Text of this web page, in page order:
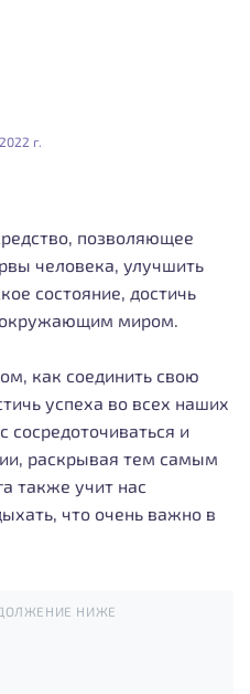
г.
позволяющее
человека, улучшить
состояние, достичь
окружающим миром.
как соединить свою
успеха во всех наших
сосредоточиваться и
раскрывая тем самым
также учит нас
что очень важно в
НИЖЕ